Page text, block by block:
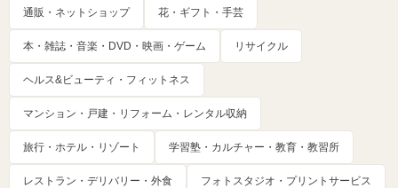
通販・ネットショップ 花・ギフト・手芸
本・雑誌・音楽・DVD・映画・ゲーム リサイクル
ヘルス&ビューティ・フィットネス
マンション・戸建・リフォーム・レンタル収納
旅行・ホテル・リゾート 学習塾・カルチャー・教育・教習所
レストラン・デリバリー・外食 フォトスタジオ・プリントサービス